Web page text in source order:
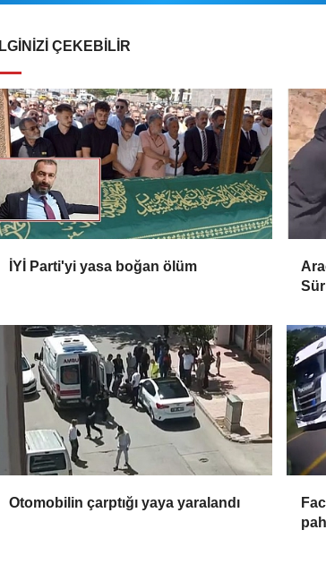
İLGINIZI ÇEKEBILIR
İYİ Parti'yi yasa boğan ölüm
Otomobilin çarptığı yaya yaralandı